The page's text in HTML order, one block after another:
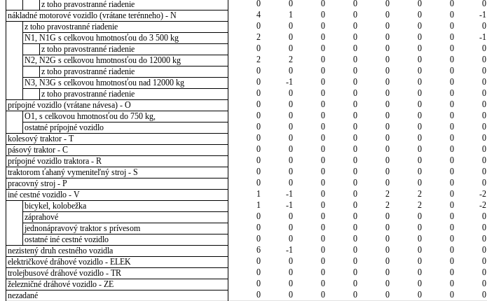
z toho pravostranné riadenie
0 0 0 0 0 0 0 0
nákladné motorové vozidlo (vrátane terénneho) - N
4 1 0 0 0 0 0 -1
z toho pravostranné riadenie
0 0 0 0 0 0 0 0
N1, N1G s celkovou hmotnosťou do 3 500 kg
2 0 0 0 0 0 0 -1
z toho pravostranné riadenie
0 0 0 0 0 0 0 0
N2, N2G s celkovou hmotnosťou do 12000 kg
2 2 0 0 0 0 0 0
z toho pravostranné riadenie
0 0 0 0 0 0 0 0
N3, N3G s celkovou hmotnosťou nad 12000 kg
0 -1 0 0 0 0 0 0
z toho pravostranné riadenie
0 0 0 0 0 0 0 0
prípojné vozidlo (vrátane návesa) - O
0 0 0 0 0 0 0 0
O1, s celkovou hmotnosťou do 750 kg,
0 0 0 0 0 0 0 0
ostatné prípojné vozidlo
0 0 0 0 0 0 0 0
kolesový traktor - T
0 0 0 0 0 0 0 0
pásový traktor - C
0 0 0 0 0 0 0 0
prípojné vozidlo traktora - R
0 0 0 0 0 0 0 0
traktorom ťahaný vymeniteľný stroj - S
0 0 0 0 0 0 0 0
pracovný stroj - P
0 0 0 0 0 0 0 0
iné cestné vozidlo - V
1 -1 0 0 2 2 0 -2
bicykel, kolobežka
1 -1 0 0 2 2 0 -2
záprahové
0 0 0 0 0 0 0 0
jednonápravový traktor s prívesom
0 0 0 0 0 0 0 0
ostatné iné cestné vozidlo
0 0 0 0 0 0 0 0
nezistený druh cestného vozidla
6 -1 0 0 0 0 0 0
električkové dráhové vozidlo - ELEK
0 0 0 0 0 0 0 0
trolejbusové dráhové vozidlo - TR
0 0 0 0 0 0 0 0
železničné dráhové vozidlo - ZE
0 0 0 0 0 0 0 0
nezadané
0 0 0 0 0 0 0 0